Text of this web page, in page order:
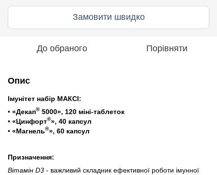
Замовити швидко
До обраного Порівняти
Опис
Імунітет набір МАКСІ:
• «Декап® 5000», 120 міні-таблеток
• «Цинфорт®», 40 капсул
• «Магнель®», 60 капсул
Призначення:
Вітамін D3 - важливий складник ефективної роботи імунної